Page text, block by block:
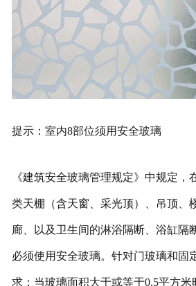
提示：室内8部位须用安全玻璃
《建筑安全玻璃管理规定》中规定，
类天棚（含天窗、采光顶）、吊顶、
廊、以及卫生间的淋浴隔断、浴缸隔
必须使用安全玻璃。针对门玻璃和固
求：当玻璃面积大于或等于0.5平方米